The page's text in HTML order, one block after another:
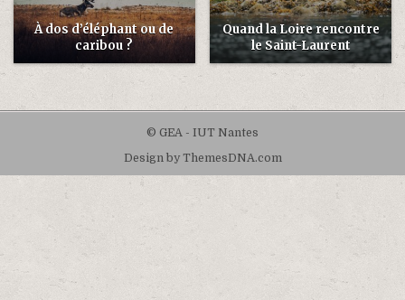
À dos d’éléphant ou de
caribou ?
Quand la Loire rencontre
le Saint-Laurent
© GEA - IUT Nantes
Design by ThemesDNA.com